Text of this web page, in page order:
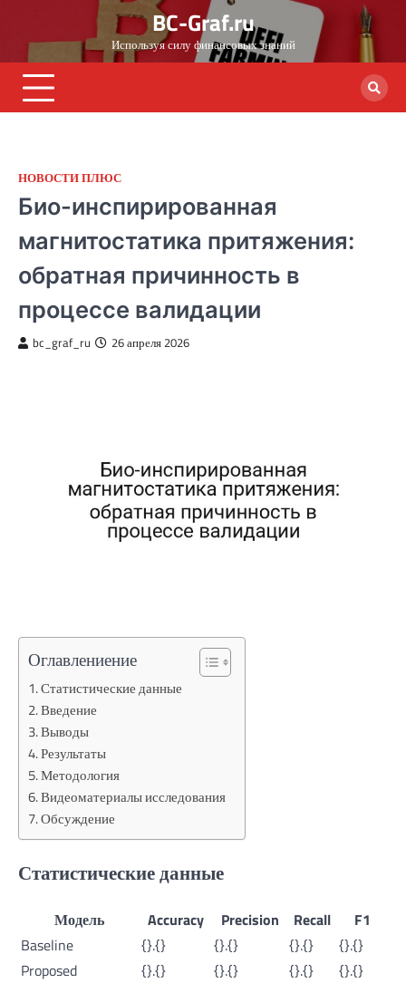
content
BC-Graf.ru
Используя силу финансовых знаний
НОВОСТИ ПЛЮС
Био-инспирированная
магнитостатика притяжения:
обратная причинность в
процессе валидации
bc_graf_ru 26 апреля 2026
Оглавлениение
Статистические данные
Введение
Выводы
Результаты
Методология
Видеоматериалы исследования
Обсуждение
Статистические данные
Модель Accuracy Precision Recall
F1
Baseline
{}.{} {}.{} {}.{}
{}.{}
Proposed
{}.{} {}.{} {}.{}
{}.{}